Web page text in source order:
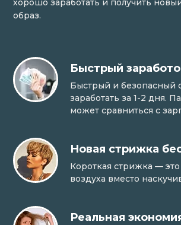
хорошо заработать и получить
образ.
Быстрый
Быстрый и безопасный
заработать за 1-2 дня.
может сравниться с
Новая стрижка
Короткая стрижка —
воздуха вместо
Реальная